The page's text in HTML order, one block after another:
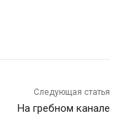
Следующая статья
На гребном канале